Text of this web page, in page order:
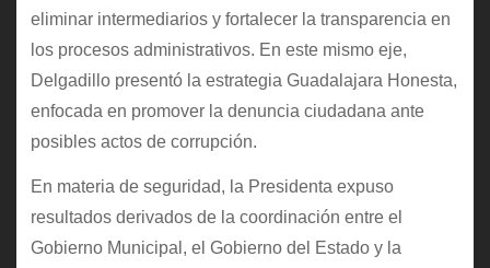
eliminar intermediarios y fortalecer la transparencia en
los procesos administrativos. En este mismo eje,
Delgadillo presentó la estrategia Guadalajara Honesta,
enfocada en promover la denuncia ciudadana ante
posibles actos de corrupción.
En materia de seguridad, la Presidenta expuso
resultados derivados de la coordinación entre el
Gobierno Municipal, el Gobierno del Estado y la